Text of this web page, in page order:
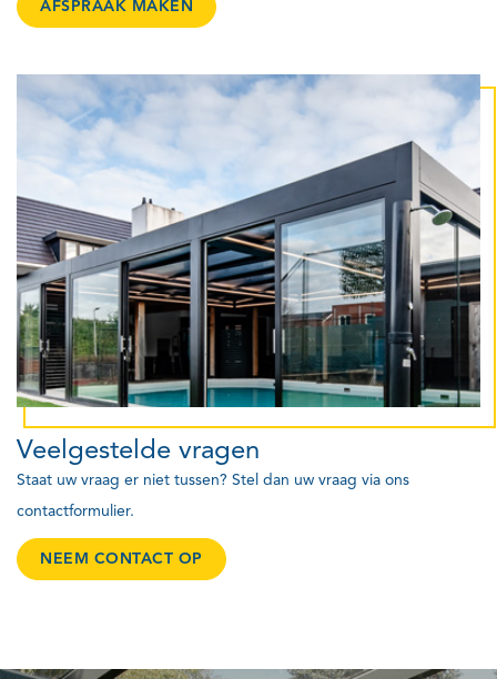
AFSPRAAK MAKEN
Veelgestelde vragen
Staat uw vraag er niet tussen? Stel dan uw vraag via ons
contactformulier.
NEEM CONTACT OP